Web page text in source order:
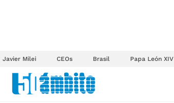
Javier Milei CEOs Brasil Papa León XIV